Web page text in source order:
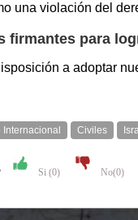
una violación del
firmantes para
a adoptar
Internacional Civiles
Si (0) No(0)